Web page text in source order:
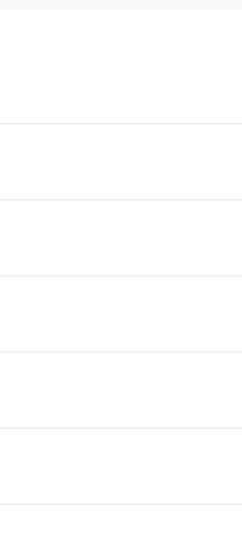
beliebte Adresse für
einsetzen kannst.
Wer die gesamte
absolvieren. Kläre